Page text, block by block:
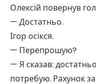
Олексій повернув
— Достатньо.
Ігор осікся.
— Перепрошую?
— Я сказав:
потребую. Рахунок